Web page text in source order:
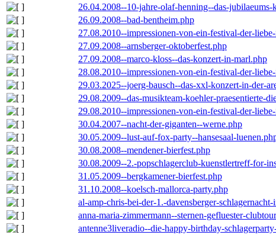
26.04.2008--10-jahre-olaf-henning--das-jubilaeums-
26.09.2008--bad-bentheim.php
27.08.2010--impressionen-von-ein-festival-der-
27.09.2008--arnsberger-oktoberfest.php
27.09.2008--marco-kloss--das-konzert-in-marl.php
28.08.2010--impressionen-von-ein-festival-der-
29.03.2025--joerg-bausch--das-xxl-konzert-in-der-
29.08.2009--das-musikteam-koehler-praesentierte-
29.08.2010--impressionen-von-ein-festival-der-
30.04.2007--nacht-der-giganten--werne.php
30.05.2009--lust-auf-fox-party--hansesaal-
30.08.2008--mendener-bierfest.php
30.08.2009--2.-popschlagerclub-kuenstlertreff-for-
31.05.2009--bergkamener-bierfest.php
31.10.2008--koelsch-mallorca-party.php
al-amp-chris-bei-der-1.-davensberger-
anna-maria-zimmermann--sternen-gefluester-
antenne3liveradio--die-happy-birthday-